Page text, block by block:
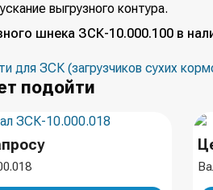
выгрузного контура.
шнека ЗСК-10.000.100 в
для ЗСК (загрузчиков сухих
подойти